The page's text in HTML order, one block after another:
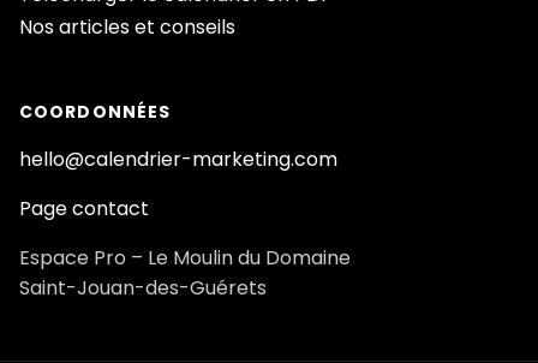
Nos articles et conseils
COORDONNÉES
hello@calendrier-marketing.com
Page contact
Espace Pro – Le Moulin du Domaine
Saint-Jouan-des-Guérets